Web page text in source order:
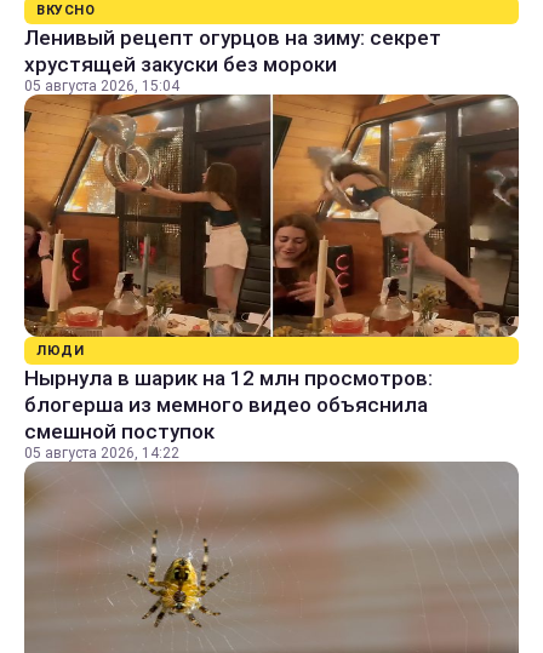
ВКУСНО
Ленивый рецепт огурцов на зиму: секрет
хрустящей закуски без мороки
05 августа 2026, 15:04
ЛЮДИ
Нырнула в шарик на 12 млн просмотров:
блогерша из мемного видео объяснила
смешной поступок
05 августа 2026, 14:22